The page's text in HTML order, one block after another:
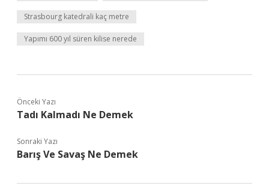
Strasbourg katedrali kaç metre
Yapımı 600 yıl süren kilise nerede
Önceki Yazı
Tadı Kalmadı Ne Demek
Sonraki Yazı
Barış Ve Savaş Ne Demek